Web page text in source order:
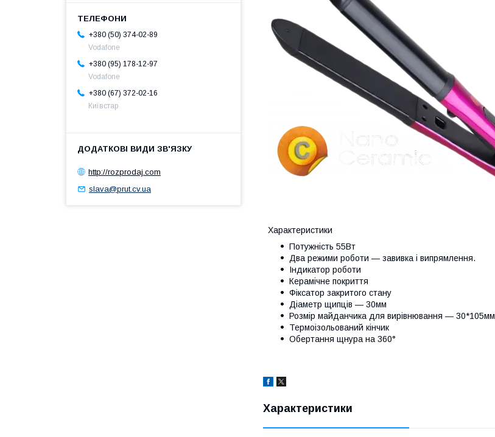
Характеристики
Потужність 55Вт
Два режими роботи ― завивка і випрямлення.
Індикатор роботи
Керамічне покриття
Фіксатор закритого стану
Діаметр щипців ― 30мм
Розмір майданчика для вирівнювання ― 30*105мм
Термоізольований кінчик
Обертання щнура на 360°
Характеристики
+380 (50) 374-02-89
Vodafone
+380 (95) 178-12-97
Vodafone
+380 (67) 372-02-16
Київстар
http://rozprodaj.com
slava@prut.cv.ua